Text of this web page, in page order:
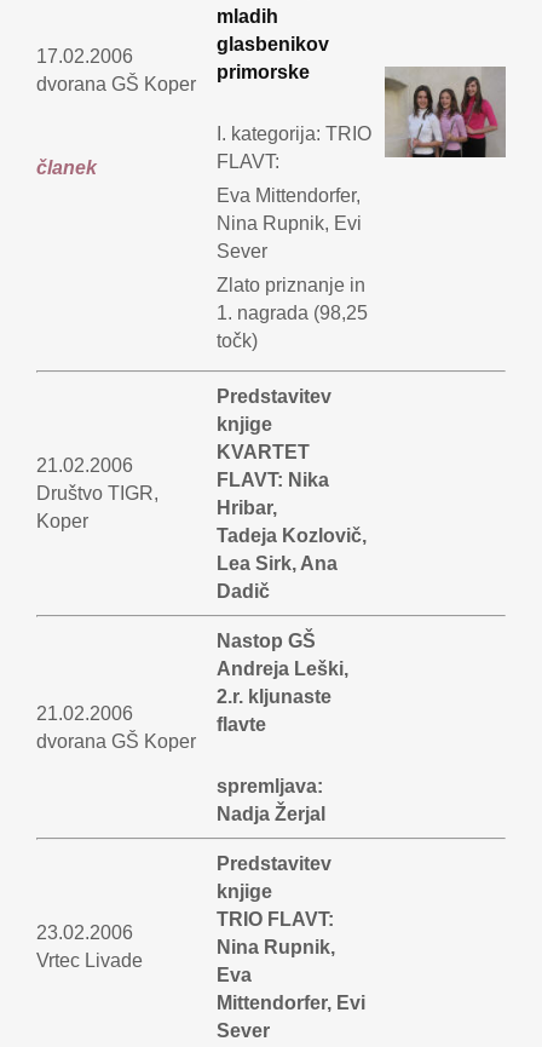
17.02.2006
dvorana GŠ Koper
članek
mladih
glasbenikov
primorske
I. kategorija: TRIO
FLAVT:
Eva Mittendorfer,
Nina Rupnik, Evi
Sever
Zlato priznanje in
1. nagrada (98,25
točk)
21.02.2006
Društvo TIGR,
Koper
Predstavitev
knjige
KVARTET
FLAVT: Nika
Hribar,
Tadeja Kozlovič,
Lea Sirk, Ana
Dadič
21.02.2006
dvorana GŠ Koper
Nastop GŠ
Andreja Leški,
2.r. kljunaste
flavte
spremljava:
Nadja Žerjal
23.02.2006
Vrtec Livade
Predstavitev
knjige
TRIO FLAVT:
Nina Rupnik,
Eva
Mittendorfer, Evi
Sever